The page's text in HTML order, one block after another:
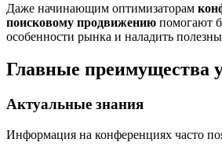
Даже начинающим оптимизаторам
поисковому продвижению помогают
особенности рынка и наладить
Главные преимущества
Актуальные знания
Информация на конференциях часто